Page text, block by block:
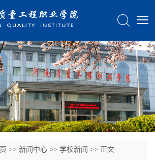
>> 新闻中心 >> 学校新闻 >> 正文